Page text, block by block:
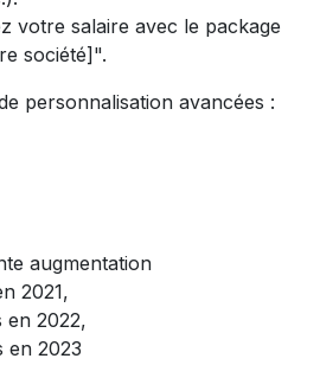
votre salaire avec le package
société]".
personnalisation avancées :
augmentation
2021,
en 2022,
en 2023